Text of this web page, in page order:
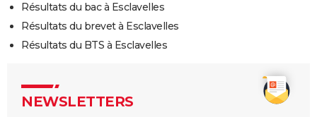
Résultats du bac à Esclavelles
Résultats du brevet à Esclavelles
Résultats du BTS à Esclavelles
NEWSLETTERS